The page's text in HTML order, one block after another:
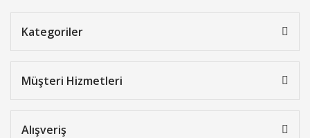
Kategoriler
Müşteri Hizmetleri
Alışveriş